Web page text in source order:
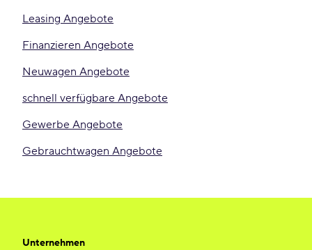
Leasing Angebote
Finanzieren Angebote
Neuwagen Angebote
schnell verfügbare Angebote
Gewerbe Angebote
Gebrauchtwagen Angebote
Unternehmen